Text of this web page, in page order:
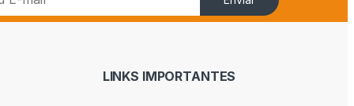
LINKS IMPORTANTES